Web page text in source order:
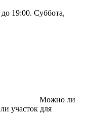
19:00. Суббота,
Можно ли
участок для